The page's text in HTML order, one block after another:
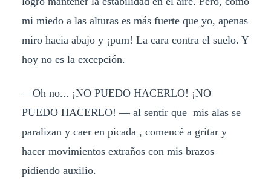
mi miedo a las alturas es más fuerte que yo, apenas
miro hacia abajo y ¡pum! La cara contra el suelo. Y
hoy no es la excepción.
—Oh no... ¡NO PUEDO HACERLO! ¡NO
PUEDO HACERLO! — al sentir que mis alas se
paralizan y caer en picada , comencé a gritar y
hacer movimientos extraños con mis brazos
pidiendo auxilio.